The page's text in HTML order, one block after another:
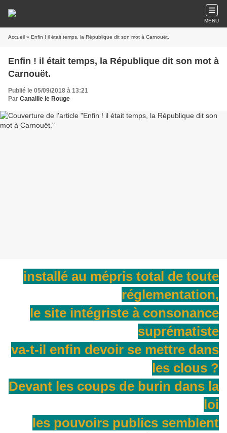
MENU
Accueil » Enfin ! il était temps, la République dit son mot à Carnouët.
Enfin ! il était temps, la République dit son mot à
Carnouët.
Publié le 05/09/2018 à 13:21
Par Canaille le Rouge
installé au mépris total de toute
réglementation,
le site intégriste à consonance
suprématiste
va-t-il enfin devoir se mettre dans
les clous ?
Devant les coups de burin dans la
loi
les pouvoirs publics semblent